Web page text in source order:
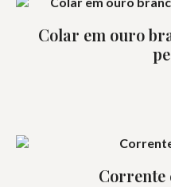
Colar em ouro
Corrente